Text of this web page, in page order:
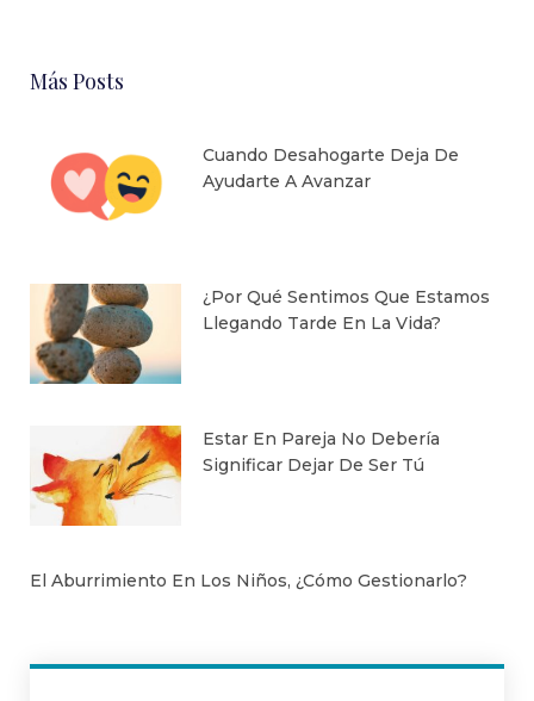
Más Posts
Cuando Desahogarte Deja De
Ayudarte A Avanzar
¿Por Qué Sentimos Que Estamos
Llegando Tarde En La Vida?
Estar En Pareja No Debería
Significar Dejar De Ser Tú
El Aburrimiento En Los Niños, ¿Cómo Gestionarlo?